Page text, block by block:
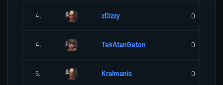
4. zDizzy 0
4. TekAtanGeton 0
5. Kralmanis 0